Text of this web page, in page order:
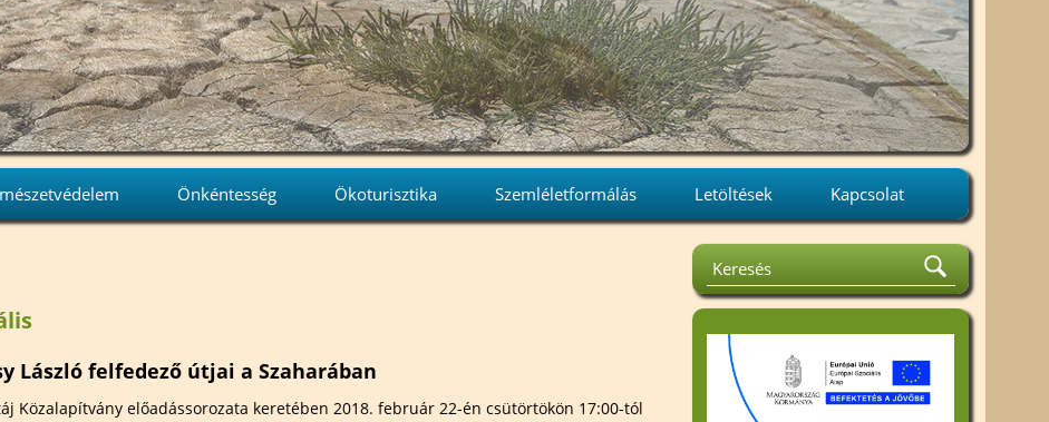
területek
Önkéntesség Ökoturisztika Szemléletformálás
Kiállítások
Letöltések
Közhasznúsági jelentés
Felhívások
Kiadványok
Beszámoló az 1%
felhasználásáról
Kapcsolat
László felfedező útjai a Szaharában
Közalapítvány előadássorozata keretében 2018. február 22-én csütörtökön 17:00-tól